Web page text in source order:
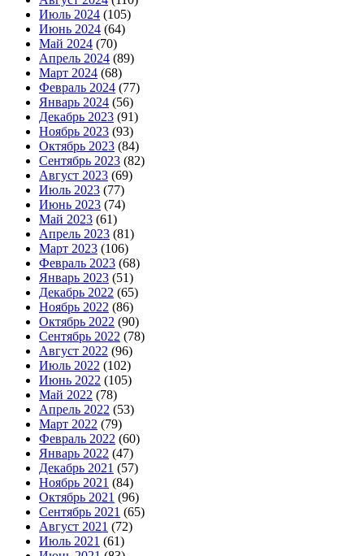
Июль 2024 (105)
Июнь 2024 (64)
Май 2024 (70)
Апрель 2024 (89)
Март 2024 (68)
Февраль 2024 (77)
Январь 2024 (56)
Декабрь 2023 (91)
Ноябрь 2023 (93)
Октябрь 2023 (84)
Сентябрь 2023 (82)
Август 2023 (69)
Июль 2023 (77)
Июнь 2023 (74)
Май 2023 (61)
Апрель 2023 (81)
Март 2023 (106)
Февраль 2023 (68)
Январь 2023 (51)
Декабрь 2022 (65)
Ноябрь 2022 (86)
Октябрь 2022 (90)
Сентябрь 2022 (78)
Август 2022 (96)
Июль 2022 (102)
Июнь 2022 (105)
Май 2022 (78)
Апрель 2022 (53)
Март 2022 (79)
Февраль 2022 (60)
Январь 2022 (47)
Декабрь 2021 (57)
Ноябрь 2021 (84)
Октябрь 2021 (96)
Сентябрь 2021 (65)
Август 2021 (72)
Июль 2021 (61)